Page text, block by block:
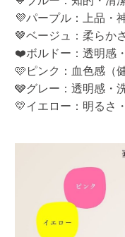
💜パープル：上品・
🤎ベージュ：柔らか
❤️ボルドー：透明感
🩷ピンク：血色感（
🩶グレー：透明感・
💛イエロー：明るさ